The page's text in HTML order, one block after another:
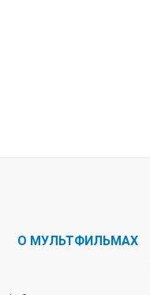
О МУЛЬТФИЛЬМАХ